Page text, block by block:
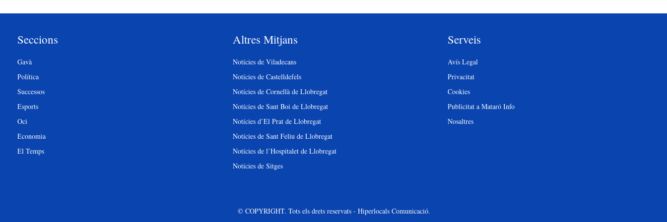
Seccions
Gavà
Política
Successos
Esports
Oci
Economia
El Temps
Altres Mitjans
Notícies de Viladecans
Notícies de Castelldefels
Notícies de Cornellà de Llobregat
Notícies de Sant Boi de Llobregat
Notícies d’El Prat de Llobregat
Notícies de Sant Feliu de Llobregat
Notícies de l’Hospitalet de Llobregat
Notícies de Sitges
Serveis
Avís Legal
Privacitat
Cookies
Publicitat a Mataró Info
Nosaltres
© COPYRIGHT. Tots els drets reservats - Hiperlocals Comunicació.